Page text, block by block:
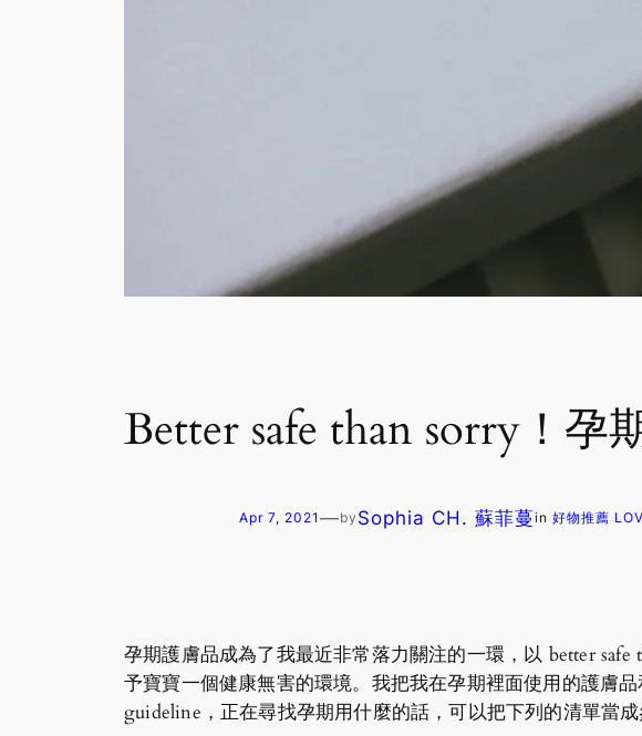
Better safe than sorry！孕
Apr 7, 2021 —by Sophia CH. 蘇菲蔓in 好物推薦
孕期護膚品成為了我最近非常落力關注的一環，以 better
予寶寶一個健康無害的環境。我把我在孕期裡面使用的護膚
guideline，正在尋找孕期用什麼的話，可以把下列的清單當成